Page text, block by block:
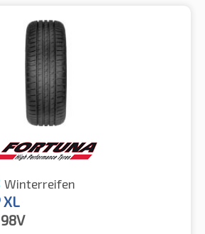
Winterreifen
XL
98V